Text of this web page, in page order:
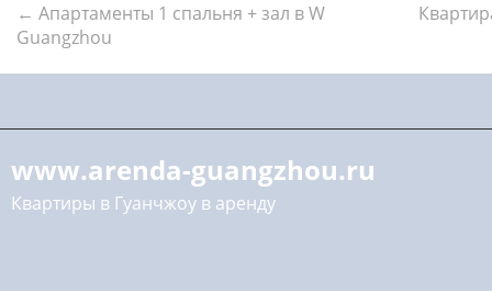
← Апартаменты 1 спальня + зал в W
Guangzhou
www.arenda-guangzhou.ru
Квартиры в Гуанчжоу в аренду